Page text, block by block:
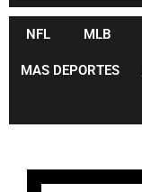
NFL MLB
MAS DEPORTES